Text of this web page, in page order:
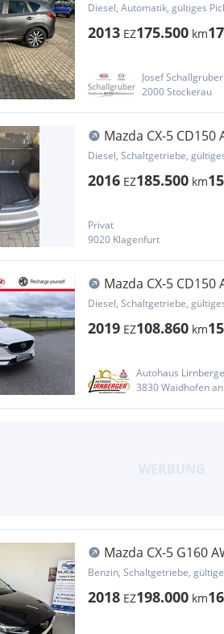
Diesel, Automatik, gültiges
2013 EZ175.500 km
Josef
2000 Stockerau
Mazda CX-5
Diesel, Schaltgetriebe,
2016 EZ185.500 km
Privat
9020 Klagenfurt
Mazda CX-5 CD150
Diesel, Schaltgetriebe,
2019 EZ108.860 km
Autohaus
3830 Waidhofen
Mazda CX-5 G160
Benzin, Schaltgetriebe,
2018 EZ198.000 km